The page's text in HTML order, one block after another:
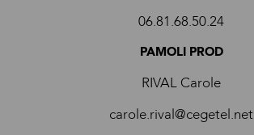
06.81.68.50.24
PAMOLI PROD
RIVAL Carole
carole.rival@cegetel.net